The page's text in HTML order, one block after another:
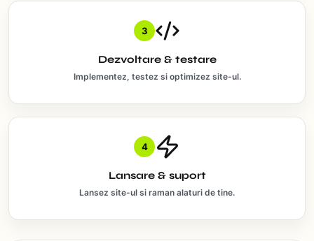
3
Dezvoltare & testare
Implementez, testez si optimizez site-ul.
4
Lansare & suport
Lansez site-ul si raman alaturi de tine.